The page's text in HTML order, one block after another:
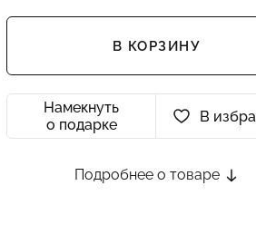
В КОРЗИНУ
Намекнуть
о подарке
В
Подробнее о товаре